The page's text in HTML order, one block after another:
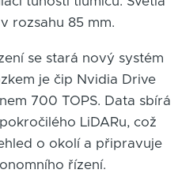
rozsahu 85 mm.
se stará nový systém
je čip Nvidia Drive
700 TOPS. Data sbírá
LiDARu, což
o okolí a připravuje
řízení.